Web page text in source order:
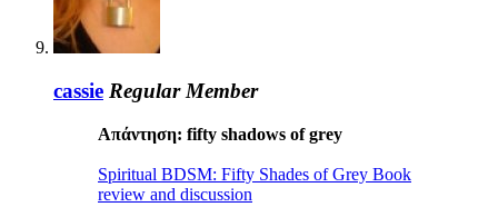
cassie Regular Member
Απάντηση: fifty shadows of grey
Spiritual BDSM: Fifty Shades of Grey Book
review and discussion